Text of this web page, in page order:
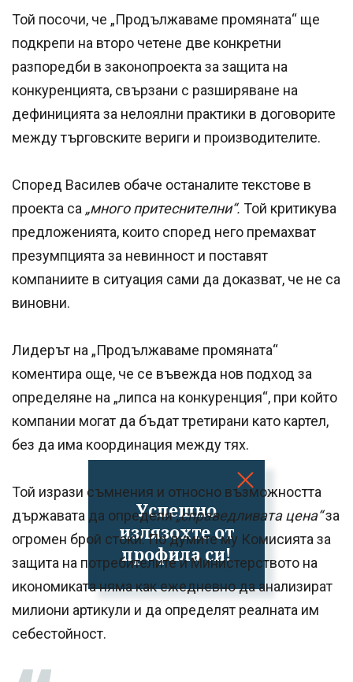
Успешно
излязохте от
профила си!
Той посочи, че „Продължаваме промяната“ ще
подкрепи на второ четене две конкретни
разпоредби в законопроекта за защита на
конкуренцията, свързани с разширяване на
дефиницията за нелоялни практики в договорите
между търговските вериги и производителите.
Според Василев обаче останалите текстове в
проекта са „много притеснителни“. Той критикува
предложенията, които според него премахват
презумпцията за невинност и поставят
компаниите в ситуация сами да доказват, че не са
виновни.
Лидерът на „Продължаваме промяната“
коментира още, че се въвежда нов подход за
определяне на „липса на конкуренция“, при който
компании могат да бъдат третирани като картел,
без да има координация между тях.
Той изрази съмнения и относно възможността
държавата да определя„справедливата цена“за
огромен брой стоки. По думите му Комисията за
защита на потребителите и Министерството на
икономиката няма как ежедневно да анализират
милиони артикули и да определят реалната им
себестойност.